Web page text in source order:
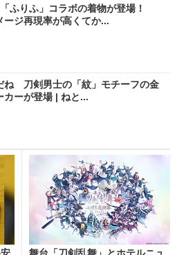
「ふりふ」コラボの着物が登場！
ージ再現率が高くてか...
ね 刀剣男士の「紋」モチーフの金
カーが登場 | ねと...